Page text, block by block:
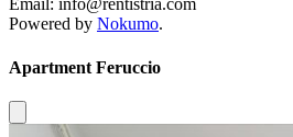
Email: info@rentistria.com
Powered by Nokumo.
Apartment Feruccio
Close modal